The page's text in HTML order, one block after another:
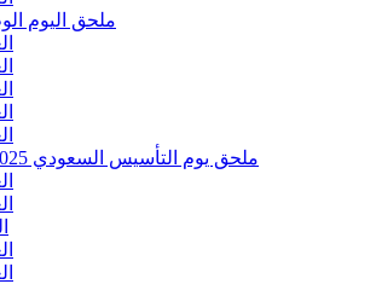
ملحق اليوم
ملحق يوم التأسيس السعودي 2025